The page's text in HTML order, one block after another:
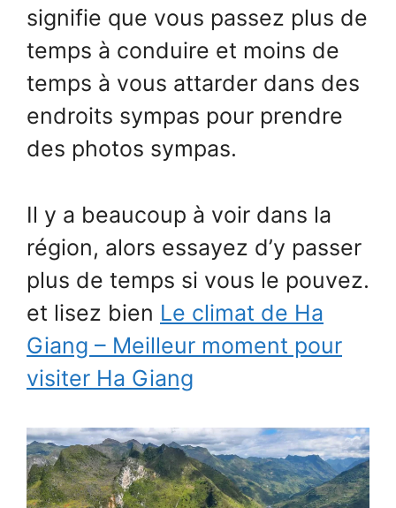
signifie que vous passez plus de
temps à conduire et moins de
temps à vous attarder dans des
endroits sympas pour prendre
des photos sympas.
Il y a beaucoup à voir dans la
région, alors essayez d’y passer
plus de temps si vous le pouvez.
et lisez bien Le climat de Ha
Giang – Meilleur moment pour
visiter Ha Giang